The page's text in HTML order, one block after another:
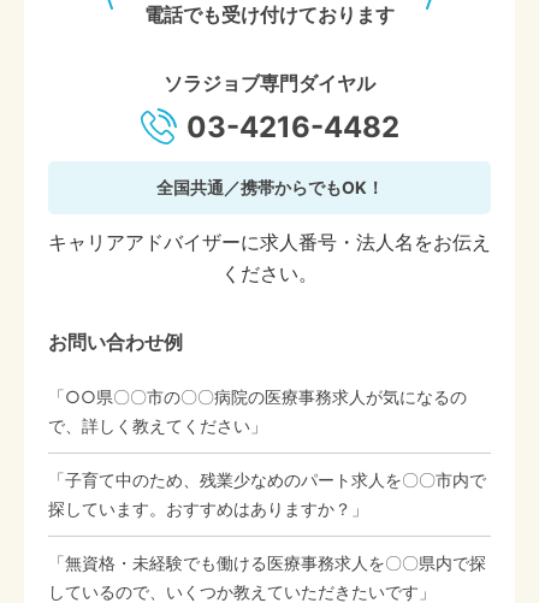
電話でも受け付けております
ソラジョブ専門ダイヤル
03-4216-4482
全国共通／携帯からでもOK！
キャリアアドバイザーに求人番号・法人名をお伝え
ください。
お問い合わせ例
「○○県〇〇市の〇〇病院の医療事務求人が気になるの
で、詳しく教えてください」
「子育て中のため、残業少なめのパート求人を〇〇市内で
探しています。おすすめはありますか？」
「無資格・未経験でも働ける医療事務求人を〇〇県内で探
しているので、いくつか教えていただきたいです」